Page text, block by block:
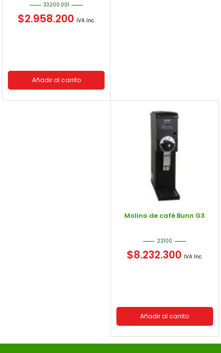
33200.001
$2.958.200 IVA Inc.
Añadir al carrito
Molino de café Bunn G3
22100
$8.232.300 IVA Inc.
Añadir al carrito